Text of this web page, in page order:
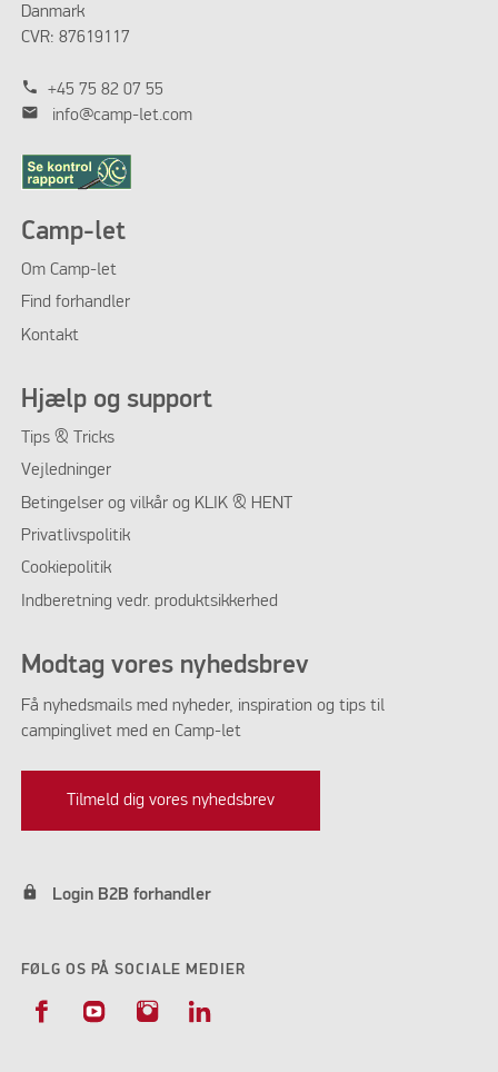
Danmark
CVR: 87619117
phone +45 75 82 07 55
mail info@camp-let.com
Camp-let
Om Camp-let
Find forhandler
Kontakt
Hjælp og support
Tips & Tricks
Vejledninger
Betingelser og vilkår og KLIK & HENT
Privatlivspolitik
Cookiepolitik
Indberetning vedr. produktsikkerhed
Modtag vores nyhedsbrev
Få nyhedsmails med nyheder, inspiration og tips til
campinglivet med en Camp-let
Tilmeld dig vores nyhedsbrev
lock Login B2B forhandler
FØLG OS PÅ SOCIALE MEDIER